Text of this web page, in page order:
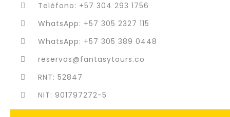
Teléfono: +57 304 293 1756
WhatsApp: +57 305 2327 115
WhatsApp: +57 305 389 0448
reservas@fantasytours.co
RNT: 52847
NIT: 901797272-5